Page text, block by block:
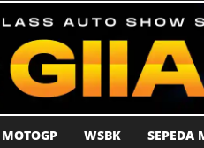
MOTOGP WSBK SEPEDA